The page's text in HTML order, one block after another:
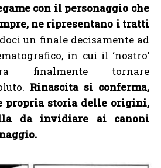
con il personaggio che
ne ripresentano i tratti
un finale decisamente ad
in cui il ‘nostro’
finalmente tornare
Rinascita si conferma,
propria storia delle origini,
da invidiare ai canoni